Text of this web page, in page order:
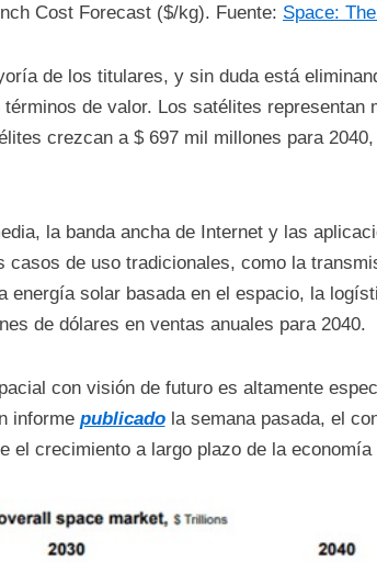
Cost Forecast ($/kg). Fuente: Space:
de los titulares, y sin duda está
de valor. Los satélites
crezcan a $ 697 mil millones para
la banda ancha de Internet y las
casos de uso tradicionales, como la
energía solar basada en el espacio, la
de dólares en ventas anuales para 2040.
con visión de futuro es altamente
informe publicadola semana pasada, el
el crecimiento a largo plazo de la economía